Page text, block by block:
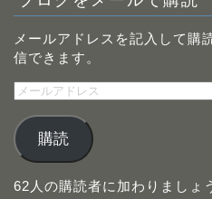
メールアドレスを記入して購
信できます。
メ
ル
ア
ド
レ
購読
62人の購読者に加わりましょ